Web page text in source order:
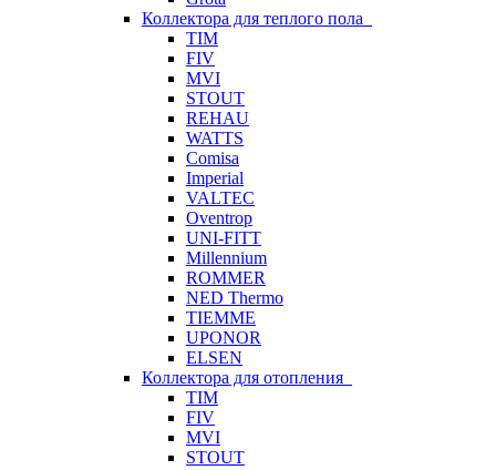
Коллектора для теплого пола
TIM
FIV
MVI
STOUT
REHAU
WATTS
Comisa
Imperial
VALTEC
Oventrop
UNI-FITT
Millennium
ROMMER
NED Thermo
TIEMME
UPONOR
ELSEN
Коллектора для отопления
TIM
FIV
MVI
STOUT